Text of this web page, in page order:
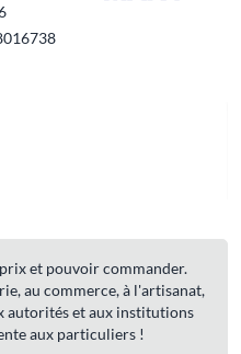
et pouvoir commander.
au commerce, à l'artisanat,
autorités et aux institutions
aux particuliers !